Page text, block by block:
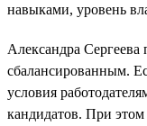
навыками, уровень
Александра Сергеева
сбалансированным.
условия
кандидатов. При